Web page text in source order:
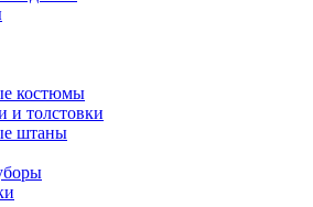
костюмы
толстовки
штаны